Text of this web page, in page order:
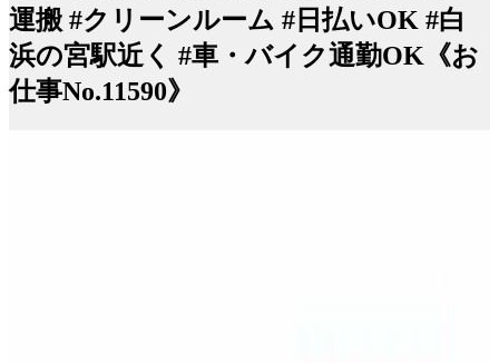
運搬 #クリーンルーム #日払いOK #白
浜の宮駅近く #車・バイク通勤OK《お
仕事No.11590》